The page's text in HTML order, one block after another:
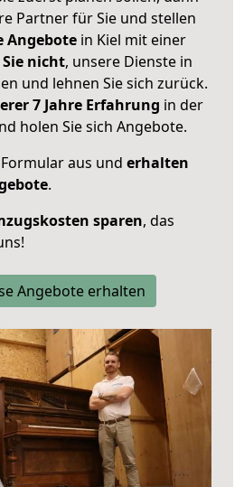
Partner für Sie und stellen
Angebote in Kiel mit einer
nicht, unsere Dienste in
und lehnen Sie sich zurück.
7 Jahre Erfahrung in der
holen Sie sich Angebote.
aus und erhalten
.
sparen, das
Angebote erhalten